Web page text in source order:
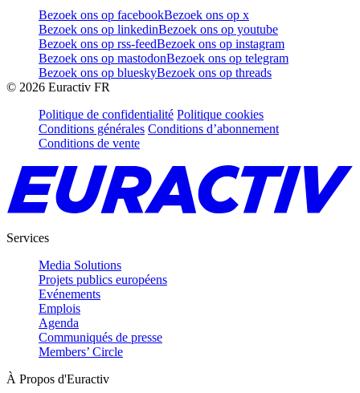
Bezoek ons op facebookBezoek ons op x
Bezoek ons op linkedinBezoek ons op youtube
Bezoek ons op rss-feedBezoek ons op instagram
Bezoek ons op mastodonBezoek ons op telegram
Bezoek ons op blueskyBezoek ons op threads
© 2026 Euractiv FR
Politique de confidentialité Politique cookies
Conditions générales Conditions d’abonnement
Conditions de vente
Services
Media Solutions
Projets publics européens
Evénements
Emplois
Agenda
Communiqués de presse
Members’ Circle
À Propos d'Euractiv